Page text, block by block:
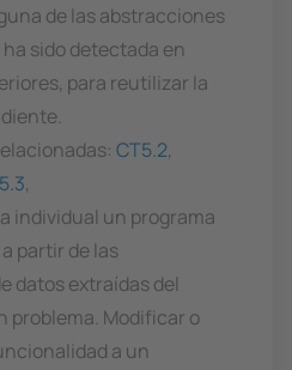
de las abstracciones
sido detectada en
para reutilizar la
CT5.2,
,
individual un programa
partir de las
datos extraídas del
problema. Modificar o
a un